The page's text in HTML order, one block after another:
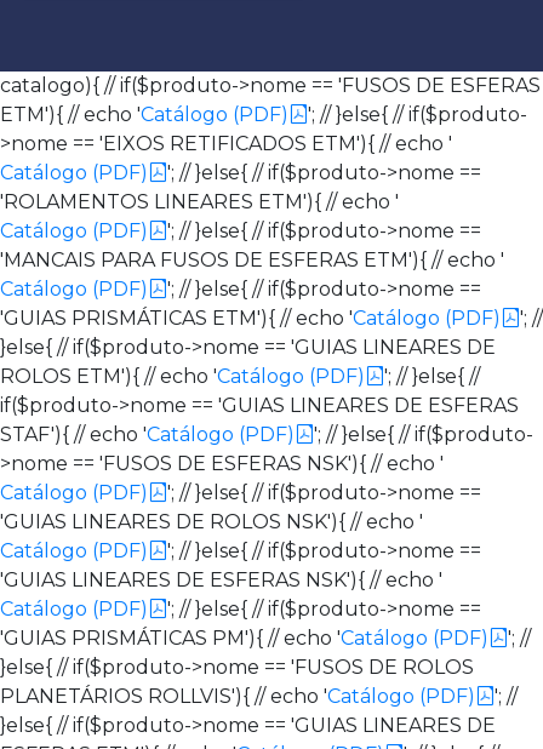
catalogo){ // if($produto->nome == 'FUSOS DE ESFERAS
ETM'){ // echo 'Catálogo (PDF)
'; // }else{ // if($produto-
>nome == 'EIXOS RETIFICADOS ETM'){ // echo '
Catálogo (PDF)
'; // }else{ // if($produto->nome ==
'ROLAMENTOS LINEARES ETM'){ // echo '
Catálogo (PDF)
'; // }else{ // if($produto->nome ==
'MANCAIS PARA FUSOS DE ESFERAS ETM'){ // echo '
Catálogo (PDF)
'; // }else{ // if($produto->nome ==
'GUIAS PRISMÁTICAS ETM'){ // echo 'Catálogo (PDF)
'; //
}else{ // if($produto->nome == 'GUIAS LINEARES DE
ROLOS ETM'){ // echo 'Catálogo (PDF)
'; // }else{ //
if($produto->nome == 'GUIAS LINEARES DE ESFERAS
STAF'){ // echo 'Catálogo (PDF)
'; // }else{ // if($produto-
>nome == 'FUSOS DE ESFERAS NSK'){ // echo '
Catálogo (PDF)
'; // }else{ // if($produto->nome ==
'GUIAS LINEARES DE ROLOS NSK'){ // echo '
Catálogo (PDF)
'; // }else{ // if($produto->nome ==
'GUIAS LINEARES DE ESFERAS NSK'){ // echo '
Catálogo (PDF)
'; // }else{ // if($produto->nome ==
'GUIAS PRISMÁTICAS PM'){ // echo 'Catálogo (PDF)
'; //
}else{ // if($produto->nome == 'FUSOS DE ROLOS
PLANETÁRIOS ROLLVIS'){ // echo 'Catálogo (PDF)
'; //
}else{ // if($produto->nome == 'GUIAS LINEARES DE